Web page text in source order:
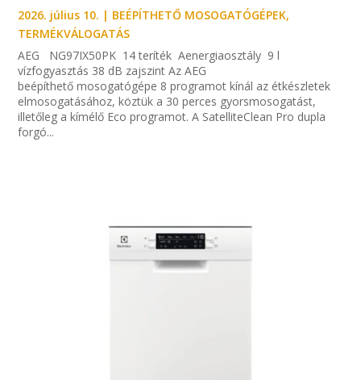
2026. július 10. | BEÉPÍTHETŐ MOSOGATÓGÉPEK,
TERMÉKVÁLOGATÁS
AEG NG97IX50PK 14 teríték Aenergiaosztály 9 l
vízfogyasztás 38 dB zajszint Az AEG
beépíthető mosogatógépe 8 programot kínál az étkészletek
elmosogatásához, köztük a 30 perces gyorsmosogatást,
illetőleg a kímélő Eco programot. A SatelliteClean Pro dupla
forgó...